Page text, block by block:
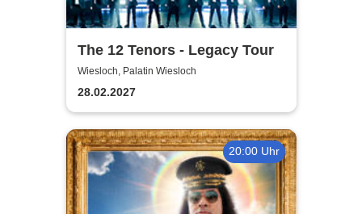
The 12 Tenors - Legacy Tour
Wiesloch, Palatin Wiesloch
28.02.2027
20:00 Uhr